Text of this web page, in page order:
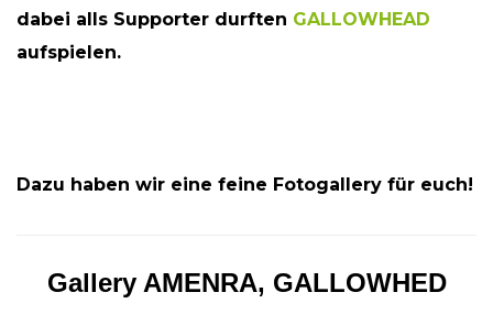
dabei alls Supporter durften GALLOWHEAD
aufspielen.
Dazu haben wir eine feine Fotogallery für euch!
Gallery AMENRA, GALLOWHED